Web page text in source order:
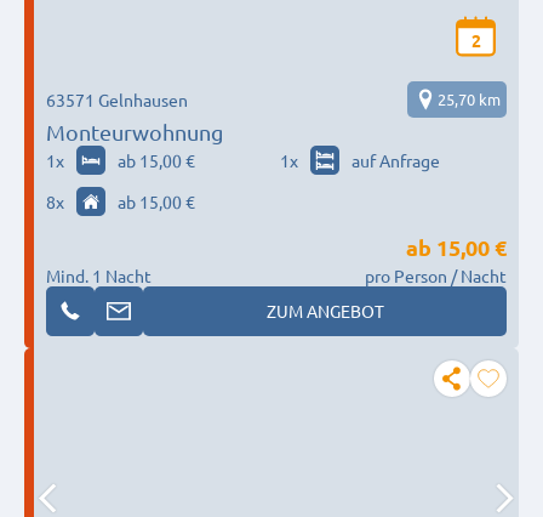
2
Monteurwohnung
63571 Gelnhausen 25,70 km
1x ab 15,00 € 1x
auf Anfrage
8x ab 15,00 €
Mind. 1 Nacht
ab 15,00 €
pro Person / Nacht
ZUM ANGEBOT